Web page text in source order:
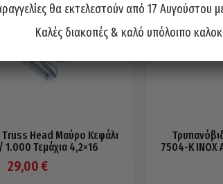
Truss Head Μαύρο Κεφάλι
1.000 Τεμάχια 4,2×16
29,00 €
7504-Κ INOX
θα εκτελεστούν από 17 Αυγούστου
Καλές διακοπές & καλό υπόλοιπο